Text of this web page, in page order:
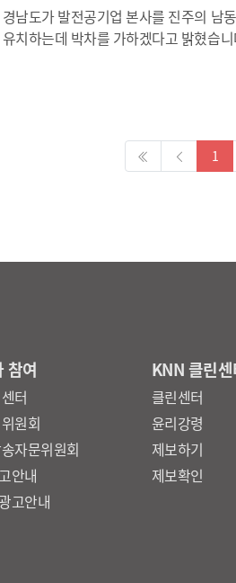
경남도민에게 병원진료비와 공영주차장
이용료 등을 할인해주고 대중교통 이용
서비스를 제공하겠다는 것입니다. 또 빠르면 올해안에
경제자유구역 확대를 가시화하겠습니
목표로 지금 차질 없이 준비하고 있습니다.} 하지만 경
멤버십은 부산의 동백패스 등 유사한
사실 내년에 논의를 해야하는, 그러니까
인공지능 혁명 3대 메가프로젝트를 지
말입니다 . 경남도가 2035년까지 55개 세부사업에 21조
164억원을 투입하겠다고 했는데, 사실
3조원을 투입하겠다고 밝혔던게 지난 4
석달전입니다. 석달만에 3조가 21조로, 18조원, 7배가
늘어난건데 산업국에서도 우리가 마음대
정부에서 메가프로젝트 발표하면서 늘어
경남도가 발전공기업 본사를 진주의 남
유치하는데 박차를 가하겠다고 밝혔습니다. 경남도
해군사관학교를 대전에 통합하는데 반
1
참여
터
원회
자문위원회
안내
고안내
KNN 클린센
클린센터
윤리강령
제보하기
제보확인